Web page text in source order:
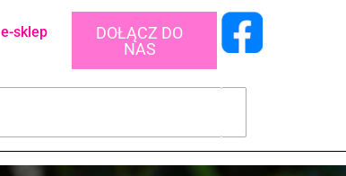
e-sklep
DOŁĄCZ DO
NAS